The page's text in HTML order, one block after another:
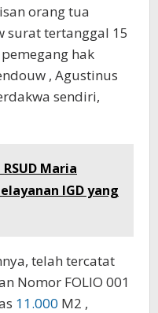
orang tua
surat tertanggal 15
hak
, Agustinus
sendiri,
Maria
IGD yang
telah tercatat
Nomor FOLIO 001
11.000 M2 ,